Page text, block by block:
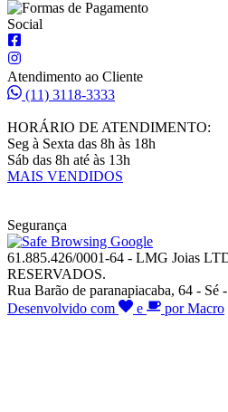
Social
Atendimento ao Cliente
(11) 3118-3333
HORÁRIO DE ATENDIMENTO:
Seg à Sexta das 8h às 18h
Sáb das 8h até às 13h
MAIS VENDIDOS
Segurança
61.885.426/0001-64 - LMG Joias
RESERVADOS.
Rua Barão de paranapiacaba, 64 - Sé
Desenvolvido com
e por Macro